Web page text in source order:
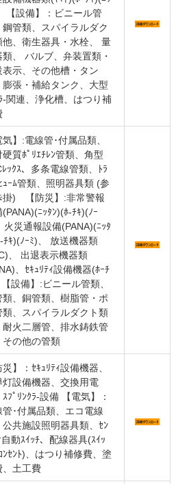
設備】：ビニール管
鋼管類、スパイラルダク
他、衛生器具・水栓、 量
類、 バルブ、弁装置類・
表示、その他槽・タン
膨張・補給タンク、大型
-関連、浄化槽、はつり補
気】:電線管･付属品類、
硬質ﾎﾟﾘｴﾁﾚﾝ管類、角型
ﾚｯｸｽ、多条電線管類、ﾄﾗ
ｭｰﾑ管類、照明器具類 (参
掛) 【防災】:非常警報
ﾆｯﾀﾝ)(ﾎ-ﾁｷ)(ﾉｰ
火災通報設備(PANA)(ﾆｯﾀ
ﾁｷ)(ﾉｰﾐ)、 放送機器類
、 出退表示機器類
、ｾｷｭﾘﾃｨ設備機器(ﾎｰﾁ
設備】:ビニール管類、
類、銅管類、樹脂管・ポ
類、スパイラルダクト類
耐火二層管、排水鋳鉄管
その他の管類
災】：ｾｷｭﾘﾃｨ設備機器、
灯設備機器、交換用電
ﾌﾟﾘﾝｸﾗ-設備 【電気】：
管･付属品類、エコ電線
公共施設照明器具類、ｾﾝ
動ｽｲｯﾁ、配線器具(ｽｲｯ
ﾝｾﾝﾄ)、はつり補修費、塗
、土工費